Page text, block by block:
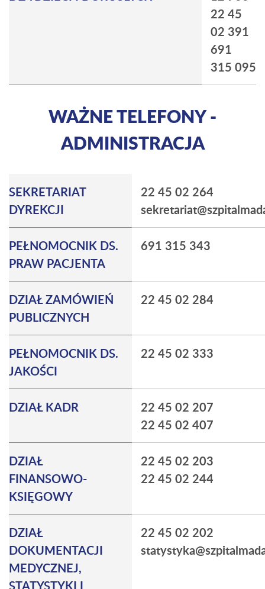
22 45
02 391
691
315 095
WAŻNE TELEFONY -
ADMINISTRACJA
SEKRETARIAT
DYREKCJI
22 45 02 264
PEŁNOMOCNIK DS.
PRAW PACJENTA
691 315 343
DZIAŁ ZAMÓWIEŃ
PUBLICZNYCH
22 45 02 284
PEŁNOMOCNIK DS.
JAKOŚCI
22 45 02 333
DZIAŁ KADR
22 45 02 207
22 45 02 407
DZIAŁ
FINANSOWO-
KSIĘGOWY
22 45 02 203
22 45 02 244
DZIAŁ
DOKUMENTACJI
MEDYCZNEJ,
STATYSTYKI I
22 45 02 202